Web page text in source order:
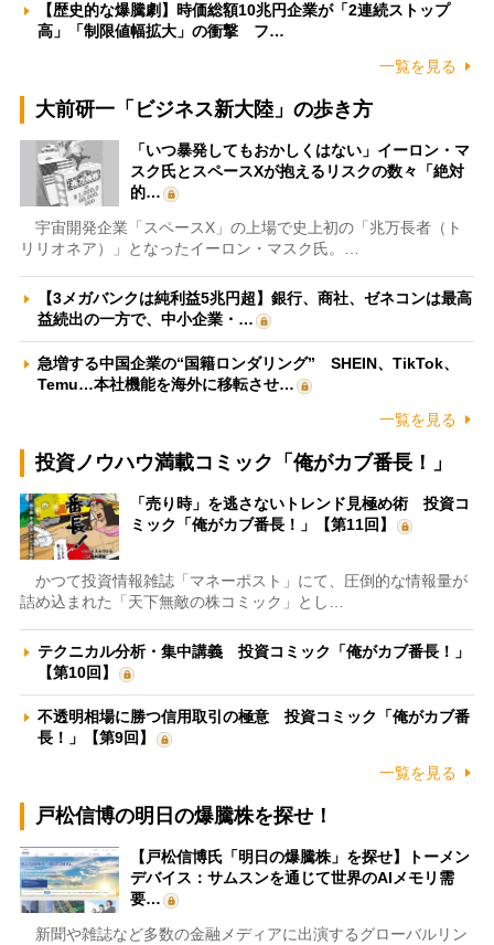
【歴史的な爆騰劇】時価総額10兆円企業が「2連続ストップ
高」「制限値幅拡大」の衝撃 フ…
一覧を見る
大前研一「ビジネス新大陸」の歩き方
「いつ暴発してもおかしくはない」イーロン・マ
スク氏とスペースXが抱えるリスクの数々「絶対
的…
宇宙開発企業「スペースX」の上場で史上初の「兆万長者（ト
リリオネア）」となったイーロン・マスク氏。…
【3メガバンクは純利益5兆円超】銀行、商社、ゼネコンは最高
益続出の一方で、中小企業・…
急増する中国企業の“国籍ロンダリング” SHEIN、TikTok、
Temu…本社機能を海外に移転させ…
一覧を見る
投資ノウハウ満載コミック「俺がカブ番長！」
「売り時」を逃さないトレンド見極め術 投資コ
ミック「俺がカブ番長！」【第11回】
かつて投資情報雑誌「マネーポスト」にて、圧倒的な情報量が
詰め込まれた「天下無敵の株コミック」とし…
テクニカル分析・集中講義 投資コミック「俺がカブ番長！」
【第10回】
不透明相場に勝つ信用取引の極意 投資コミック「俺がカブ番
長！」【第9回】
一覧を見る
戸松信博の明日の爆騰株を探せ！
【戸松信博氏「明日の爆騰株」を探せ】トーメン
デバイス：サムスンを通じて世界のAIメモリ需
要…
新聞や雑誌など多数の金融メディアに出演するグローバルリン